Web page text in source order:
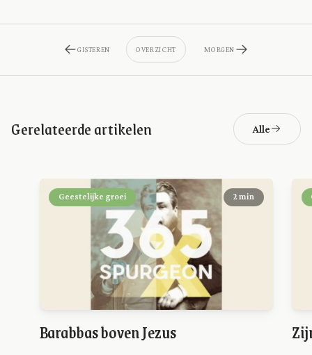
GISTEREN OVERZICHT MORGEN
Gerelateerde artikelen Alle
Geestelijke groei 2 min
Barabbas boven Jezus